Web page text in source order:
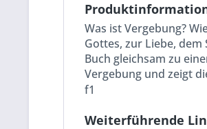
Was ist Vergebung?
Gottes, zur Liebe,
Buch gleichsam zu
Vergebung und zeigt
f1
Weiterführende